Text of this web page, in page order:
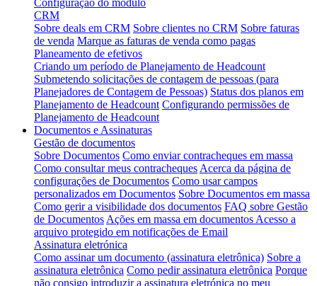
CRM
Sobre deals em CRM Sobre clientes no CRM Sobre faturas
de venda Marque as faturas de venda como pagas
Planeamento de efetivos
Criando um período de Planejamento de Headcount
Submetendo solicitações de contagem de pessoas (para
Planejadores de Contagem de Pessoas) Status dos planos em
Planejamento de Headcount Configurando permissões de
Planejamento de Headcount
Documentos e Assinaturas
Gestão de documentos
Sobre Documentos Como enviar contracheques em massa
Como consultar meus contracheques Acerca da página de
configurações de Documentos Como usar campos
personalizados em Documentos Sobre Documentos em massa
Como gerir a visibilidade dos documentos FAQ sobre Gestão
de Documentos Ações em massa em documentos Acesso a
arquivo protegido em notificações de Email
Assinatura eletrónica
Como assinar um documento (assinatura eletrônica) Sobre a
assinatura eletrônica Como pedir assinatura eletrônica Porque
não consigo introduzir a assinatura eletrónica no meu